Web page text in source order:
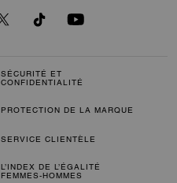
SÉCURITÉ ET
CONFIDENTIALITÉ
PROTECTION DE LA MARQUE
SERVICE CLIENTÈLE
L’INDEX DE L’ÉGALITÉ
FEMMES-HOMMES